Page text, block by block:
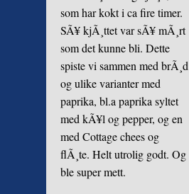
som har kokt i ca fire timer.
SÃ¥ kjÃ¸ttet var sÃ¥ mÃ¸rt
som det kunne bli. Dette
spiste vi sammen med brÃ¸d
og ulike varianter med
paprika, bl.a paprika syltet
med kÃ¥l og pepper, og en
med Cottage chees og
flÃ¸te. Helt utrolig godt. Og
ble super mett.